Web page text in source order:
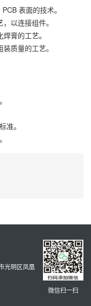
表面的技术。
以连接组件。
膏的工艺。
质量的工艺。
准。
微信扫一扫
光明区凤凰